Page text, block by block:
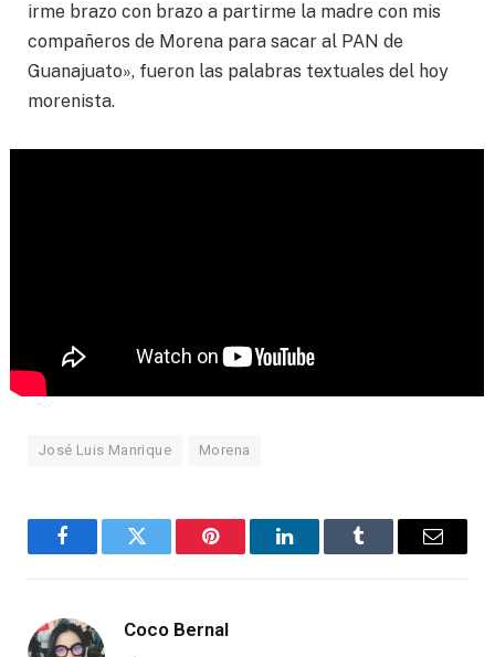
irme brazo con brazo a partirme la madre con mis
compañeros de Morena para sacar al PAN de
Guanajuato», fueron las palabras textuales del hoy
morenista.
José Luis Manrique Morena
FacebookTwitter Pinterest LinkedInTumblr Email
Coco Bernal